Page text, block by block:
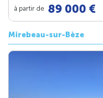
à partir de 89 000 €
Mirebeau-sur-Bèze